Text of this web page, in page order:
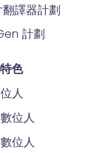
譯器計劃
計劃
色
人
位人
位人